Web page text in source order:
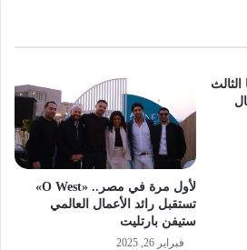
ريال
لأول مرة في مصر.. «O West»
تستقبل رائد الأعمال العالمي
ستيفن بارتليت
فبراير 26, 2025